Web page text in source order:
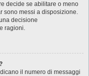
decide se abilitare o meno
sono messi a disposizione.
decisione
ragioni.
il numero di messaggi